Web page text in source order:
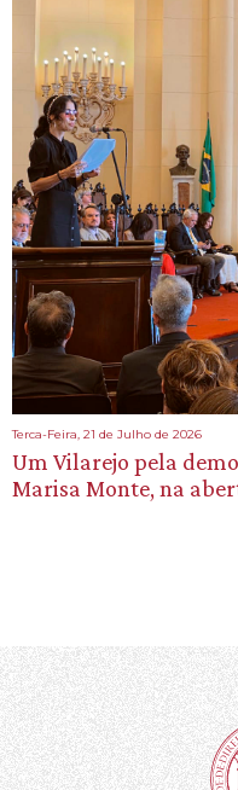
Terca-Feira, 21 de Julho de 2026
Um Vilarejo pela
Marisa Monte, na